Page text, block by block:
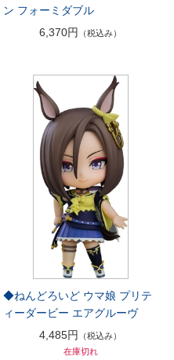
ン フォーミダブル
6,370円
（税込み）
◆ねんどろいど ウマ娘 プリテ
ィーダービー エアグルーヴ
4,485円
（税込み）
在庫切れ